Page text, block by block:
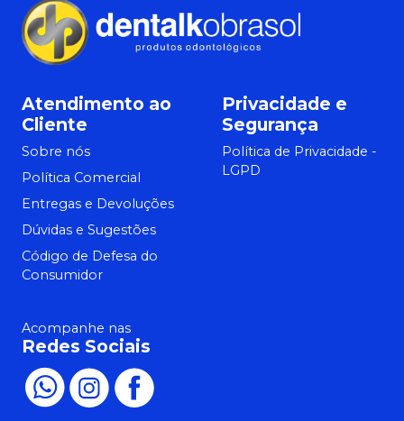
Atendimento ao
Cliente
Sobre nós
Política Comercial
Entregas e Devoluções
Dúvidas e Sugestões
Código de Defesa do
Consumidor
Privacidade e
Segurança
Política de Privacidade -
LGPD
Acompanhe nas
Redes Sociais